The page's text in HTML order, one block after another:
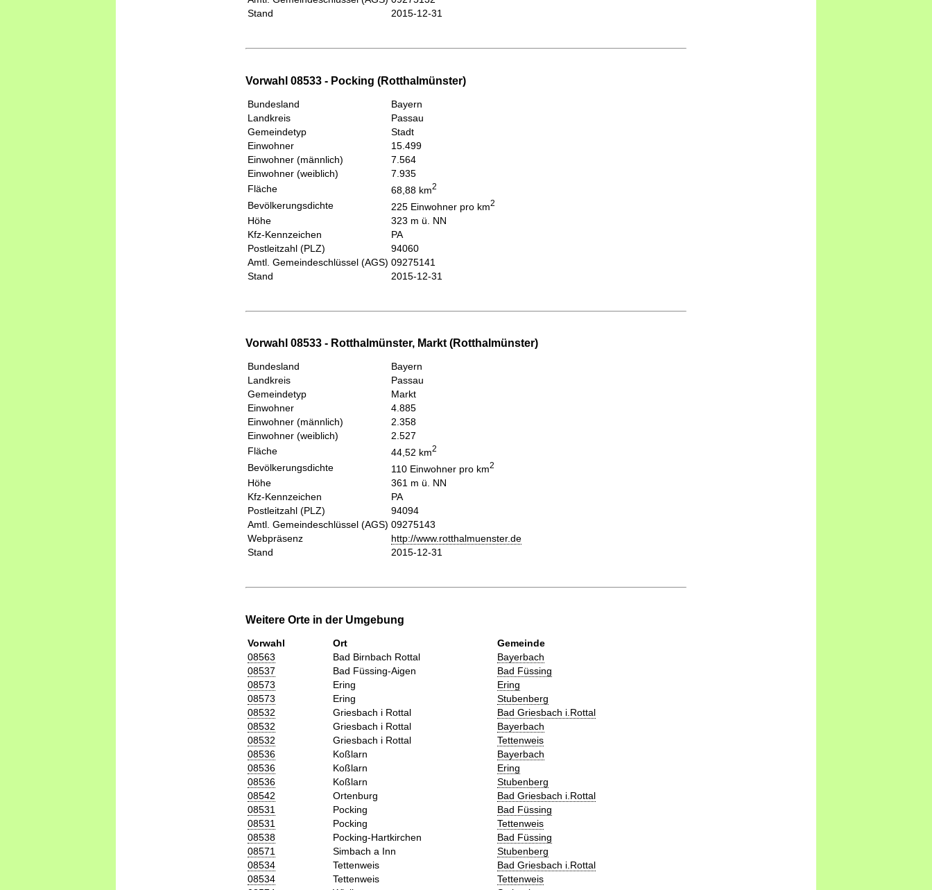
Stand
2015-12-31
Vorwahl 08533 - Pocking (Rotthalmünster)
Bundesland
Bayern
Landkreis
Passau
Gemeindetyp
Stadt
Einwohner
15.499
Einwohner (männlich)
7.564
Einwohner (weiblich)
7.935
Fläche
68,88 km2
Bevölkerungsdichte 225 Einwohner pro km2
Höhe
323 m ü. NN
Kfz-Kennzeichen
PA
Postleitzahl (PLZ)
94060
Amtl. Gemeindeschlüssel (AGS) 09275141
Stand
2015-12-31
Vorwahl 08533 - Rotthalmünster, Markt (Rotthalmünster)
Bundesland
Bayern
Landkreis
Passau
Gemeindetyp
Markt
Einwohner
4.885
Einwohner (männlich)
2.358
Einwohner (weiblich)
2.527
Fläche
44,52 km2
Bevölkerungsdichte 110 Einwohner pro km2
Höhe
361 m ü. NN
Kfz-Kennzeichen
PA
Postleitzahl (PLZ)
94094
Amtl. Gemeindeschlüssel (AGS) 09275143
Webpräsenz
http://www.rotthalmuenster.de
Stand
2015-12-31
Weitere Orte in der Umgebung
Vorwahl Ort
Gemeinde
08563
Bad Birnbach Rottal
Bayerbach
08537
Bad Füssing-Aigen
Bad Füssing
08573
Ering
Ering
08573
Ering
Stubenberg
08532
Griesbach i Rottal
Bad Griesbach i.Rottal
08532
Griesbach i Rottal
Bayerbach
08532
Griesbach i Rottal
Tettenweis
08536
Koßlarn
Bayerbach
08536
Koßlarn
Ering
08536
Koßlarn
Stubenberg
08542
Ortenburg
Bad Griesbach i.Rottal
08531
Pocking
Bad Füssing
08531
Pocking
Tettenweis
08538
Pocking-Hartkirchen
Bad Füssing
08571
Simbach a Inn
Stubenberg
08534
Tettenweis
Bad Griesbach i.Rottal
08534
Tettenweis
Tettenweis